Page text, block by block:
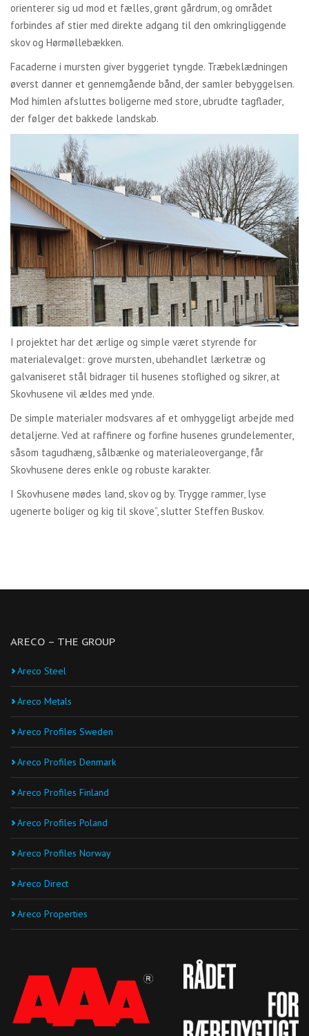
orienterer sig ud mod et fælles, grønt gårdrum, og området
forbindes af stier med direkte adgang til den omkringliggende
skov og Hørmøllebækken.
Facaderne i mursten giver byggeriet tyngde. Træbeklædningen
øverst danner et gennemgående bånd, der samler bebyggelsen.
Mod himlen afsluttes boligerne med store, ubrudte tagflader,
der følger det bakkede landskab.
I projektet har det ærlige og simple været styrende for
materialevalget: grove mursten, ubehandlet lærketræ og
galvaniseret stål bidrager til husenes stoflighed og sikrer, at
Skovhusene vil ældes med ynde.
De simple materialer modsvares af et omhyggeligt arbejde med
detaljerne. Ved at raffinere og forfine husenes grundelementer,
såsom tagudhæng, sålbænke og materialeovergange, får
Skovhusene deres enkle og robuste karakter.
I Skovhusene mødes land, skov og by. Trygge rammer, lyse
ugenerte boliger og kig til skove”, slutter Steffen Buskov.
ARECO – THE GROUP
Areco Steel
Areco Metals
Areco Profiles Sweden
Areco Profiles Denmark
Areco Profiles Finland
Areco Profiles Poland
Areco Profiles Norway
Areco Direct
Areco Properties